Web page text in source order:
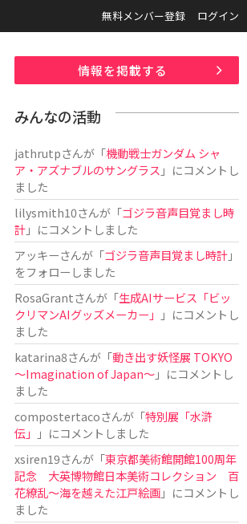
無料メンバー登録 ログイン
情報を掲載する
みんなの活動
jathrutpさんが「機動戦士ガンダム シャ
ア・アズナブルのサングラス 」にコメントし
ました
lilysmith10さんが「ゴジラ音声目覚まし時
計」にコメントしました
アッキーさんが「ゴジラ音声目覚まし時計」
をフォローしました
RosaGrantさんが「生成AIサービス「ビッ
クリマンAIグッズメーカー」
」にコメントし
ました
katarina8さんが「動き出す妖怪展 TOKYO
〜Imagination of Japan〜」にコメントし
ました
compostertacoさんが「特別展「水滸
伝」
」にコメントしました
xsiren19さんが「東京都美術館開館100周年
記念 大英博物館日本美術コレクション 百
花繚乱～海を越えた江戸絵画」にコメントし
ました